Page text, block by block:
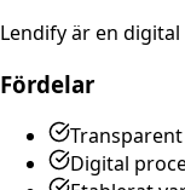
Lendify är en
Fördelar
Digital